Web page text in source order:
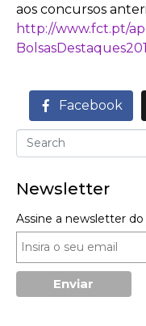
aos concursos
http://www.fct.pt/
Facebook
Newsletter
Assine a newsletter do